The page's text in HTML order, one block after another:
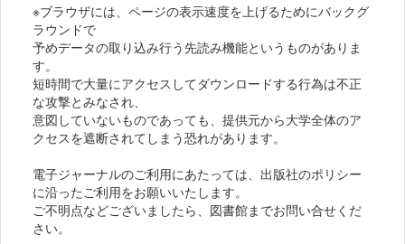
※ブラウザには、ページの表示速度を上げるためにバックグ
ラウンドで
予めデータの取り込み行う先読み機能というものがありま
す。
短時間で大量にアクセスしてダウンロードする行為は不正
な攻撃とみなされ、
意図していないものであっても、提供元から大学全体のア
クセスを遮断されてしまう恐れがあります。
電子ジャーナルのご利用にあたっては、出版社のポリシー
に沿ったご利用をお願いいたします。
ご不明点などございましたら、図書館までお問い合せくだ
さい。